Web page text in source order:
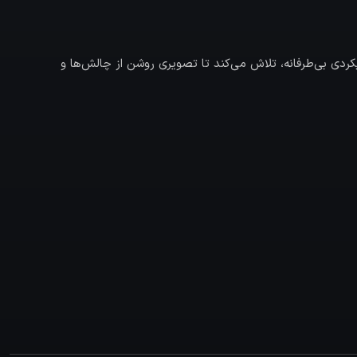
بی‌طرفانه، تلاش می‌کند تا تصویری روشن از چالش‌ها و